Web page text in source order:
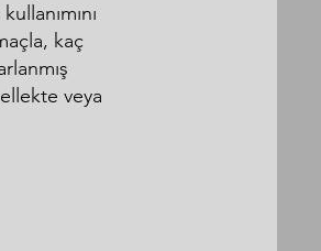
kaç
veya